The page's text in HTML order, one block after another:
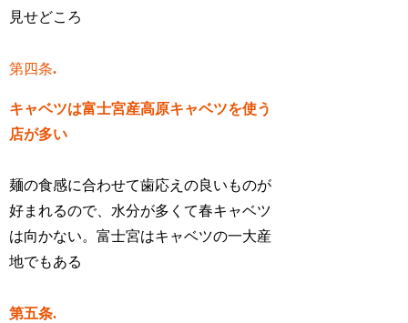
見せどころ
第四条.
キャベツは富士宮産高原キャベツを使う
店が多い
麺の食感に合わせて歯応えの良いものが
好まれるので、水分が多くて春キャベツ
は向かない。富士宮はキャベツの一大産
地でもある
第五条.